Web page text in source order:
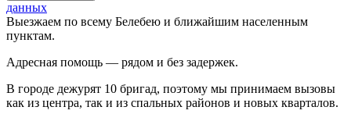
данных
Выезжаем по всему Белебею и ближайшим населенным
пунктам.
Адресная помощь — рядом и без задержек.
В городе дежурят 10 бригад, поэтому мы принимаем вызовы
как из центра, так и из спальных районов и новых кварталов.